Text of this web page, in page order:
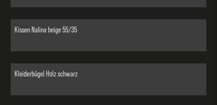
Kissen Nalina beige 55/35
Kleiderbügel Holz schwarz